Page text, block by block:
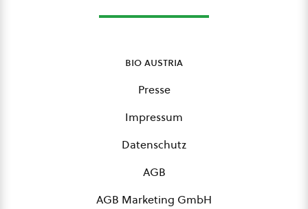
bio austria
Presse
Impressum
Datenschutz
AGB
AGB Marketing GmbH